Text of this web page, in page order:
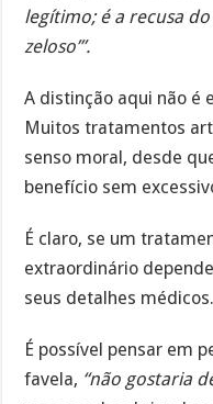
legítimo; é a recusa
zeloso’”.
A distinção aqui não é
Muitos tratamentos
senso moral, desde
benefício sem
É claro, se um
extraordinário
seus detalhes médicos.
É possível pensar em
favela, “não gostaria